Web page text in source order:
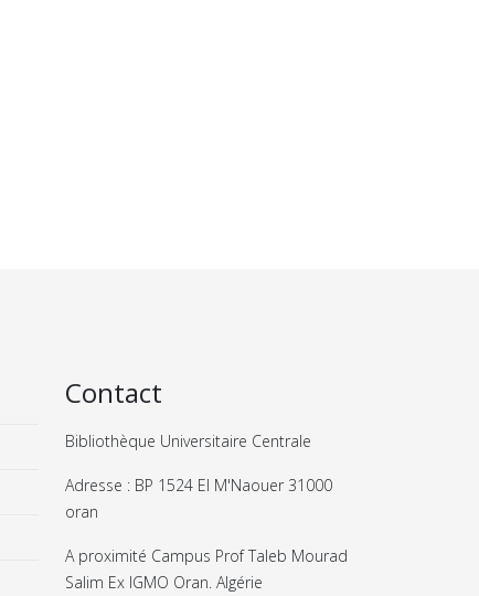
Contact
Bibliothèque Universitaire Centrale
Adresse : BP 1524 El M'Naouer 31000
oran
A proximité Campus Prof Taleb Mourad
Salim Ex IGMO Oran. Algérie